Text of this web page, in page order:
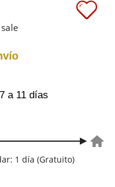
a 11 días
1 día (Gratuito)